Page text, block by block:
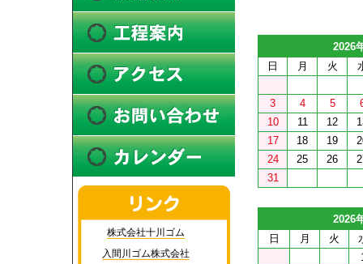
株式会社十川ゴム
入間川ゴム株式会社
2026
日
月 火
3 4 5
10
11 12
17
18 19
24
25 26
31
2026
日
月 火